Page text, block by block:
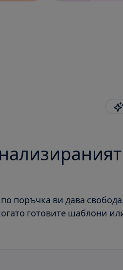
по поръчка ви дава
готовите шаблони